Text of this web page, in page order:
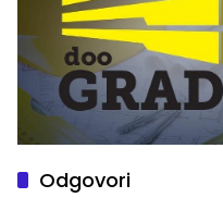
Odgovori